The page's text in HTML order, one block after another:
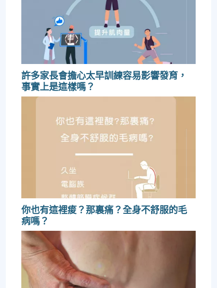
許多家長會擔心太早訓練容易影響發育，
事實上是這樣嗎？
你也有這裡痠？那裏痛？全身不舒服的毛
病嗎？